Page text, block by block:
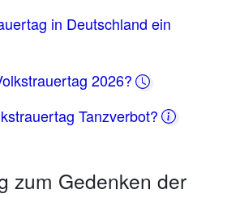
in Deutschland ein
2026?
Tanzverbot?
zum Gedenken der